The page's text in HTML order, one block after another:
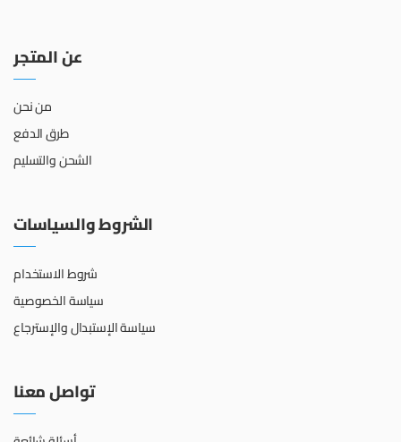
عن المتجر
من نحن
طرق الدفع
الشحن والتسليم
الشروط والسياسات
شروط الاستخدام
سياسة الخصوصية
سياسة الإستبدال والإسترجاع
تواصل معنا